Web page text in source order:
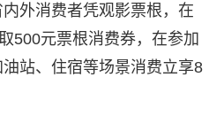
外消费者凭观影票根，在
500元票根消费券，在参加
站、住宿等场景消费立享8